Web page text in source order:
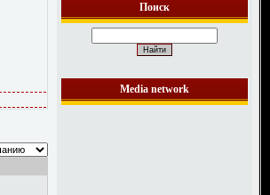
Поиск
Media network